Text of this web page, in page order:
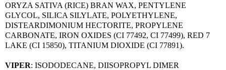
ORYZA SATIVA (RICE) BRAN WAX, PENTYLENE
GLYCOL, SILICA SILYLATE, POLYETHYLENE,
DISTEARDIMONIUM HECTORITE, PROPYLENE
CARBONATE, IRON OXIDES (CI 77492, CI 77499), RED 7
LAKE (CI 15850), TITANIUM DIOXIDE (CI 77891).
VIPER: ISODODECANE, DIISOPROPYL DIMER